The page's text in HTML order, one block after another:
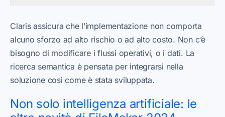
Claris assicura che l’implementazione non comporta
alcuno sforzo ad alto rischio o ad alto costo. Non c’è
bisogno di modificare i flussi operativi, o i dati. La
ricerca semantica è pensata per integrarsi nella
soluzione così come è stata sviluppata.
Non solo intelligenza artificiale: le